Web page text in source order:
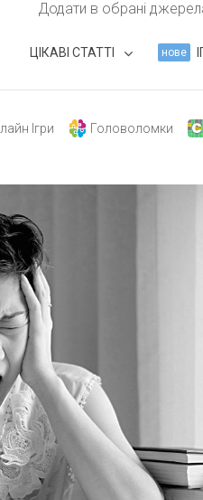
Додати в обрані
ЦІКАВІ СТАТТІ нове
Ігри Головоломки